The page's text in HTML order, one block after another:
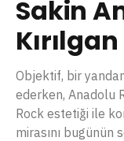
Sakin
Objektif, bir
ederken, Anadolu
Rock estetiği ile
mirasını bugünün